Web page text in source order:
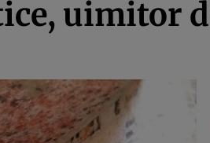
uimitor